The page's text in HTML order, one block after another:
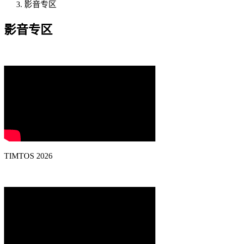
影音专区
影音专区
TIMTOS 2026